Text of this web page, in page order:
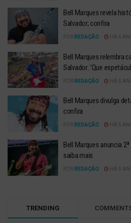
Bell Marques revela
Salvador; confira
POR REDAÇÃO HÁ 4
Bell Marques relembra
Salvador: ‘Que
POR REDAÇÃO HÁ 5
Bell Marques divulga
confira
POR REDAÇÃO HÁ 5
Bell Marques anuncia
saiba mais
POR REDAÇÃO HÁ 5
TRENDING